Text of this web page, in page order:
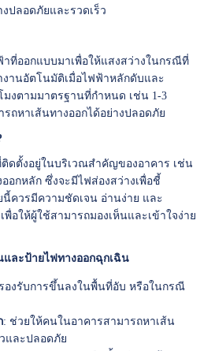
ปลอดภัยและรวดเร็ว
ที่ออกแบบมาเพื่อให้แสงสว่างในกรณีที่
านอัตโนมัติเมื่อไฟฟ้าหลักดับและ
งตามมาตรฐานที่กำหนด เช่น 1-3
ถหาเส้นทางออกได้อย่างปลอดภัย
ดตั้งอยู่ในบริเวณสำคัญของอาคาร เช่น
อกหลัก ซึ่งจะมีไฟส่องสว่างเพื่อชี้
ควรมีความชัดเจน อ่านง่าย และ
อให้ผู้ใช้สามารถมองเห็นและเข้าใจง่าย
ละป้ายไฟทางออกฉุกเฉิน
องรับการขึ้นลงในพื้นที่อับ หรือในกรณี
: ช่วยให้คนในอาคารสามารถหาเส้น
และปลอดภัย